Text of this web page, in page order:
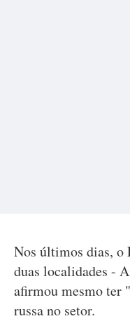
Nos últimos dias, o
duas localidades -
afirmou mesmo ter
russa no setor.